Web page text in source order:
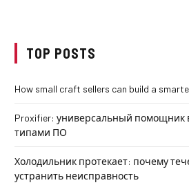
TOP POSTS
How small craft sellers can build a
Proxifier: универсальный помощник
типами ПО
Холодильник протекает: почему
устранить неисправность